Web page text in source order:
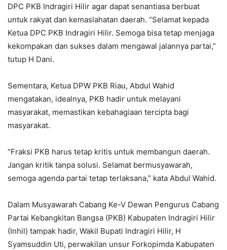
DPC PKB Indragiri Hilir agar dapat senantiasa berbuat
untuk rakyat dan kemaslahatan daerah. “Selamat kepada
Ketua DPC PKB Indragiri Hilir. Semoga bisa tetap menjaga
kekompakan dan sukses dalam mengawal jalannya partai,”
tutup H Dani.
Sementara, Ketua DPW PKB Riau, Abdul Wahid
mengatakan, idealnya, PKB hadir untuk melayani
masyarakat, memastikan kebahagiaan tercipta bagi
masyarakat.
“Fraksi PKB harus tetap kritis untuk membangun daerah.
Jangan kritik tanpa solusi. Selamat bermusyawarah,
semoga agenda partai tetap terlaksana,” kata Abdul Wahid.
Dalam Musyawarah Cabang Ke-V Dewan Pengurus Cabang
Partai Kebangkitan Bangsa (PKB) Kabupaten Indragiri Hilir
(Inhil) tampak hadir, Wakil Bupati Indragiri Hilir, H
Syamsuddin Uti, perwakilan unsur Forkopimda Kabupaten